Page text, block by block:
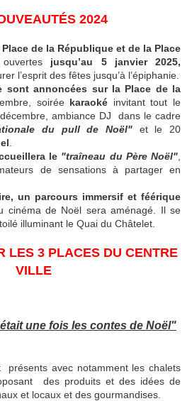
2024
de la République et de la Place
jusqu’au 5 janvier 2025,
l’esprit des fêtes jusqu’à l’épiphanie.
sont annoncées sur la Place de la
soirée karaoké invitant tout le
ambiance DJ dans le cadre
du pull de Noël"et le 20
le "traîneau du Père Noël"
de sensations à partager en
un parcours immersif et féérique
cinéma de Noël sera aménagé. Il se
illuminant le Quai du Châtelet.
LES 3 PLACES DU CENTRE
VILLE
une fois les contes de Noël"
présents avec notamment les chalets
des produits et des idées de
et locaux et des gourmandises.